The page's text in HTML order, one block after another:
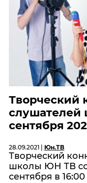
Творческий
сентября
28.09.2021 | Юн.ТВ
Творческий
школы ЮН ТВ
сентября в 16:00